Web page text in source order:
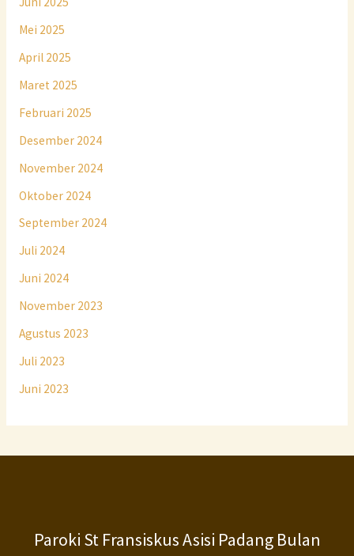
Mei 2025
April 2025
Maret 2025
Februari 2025
Desember 2024
November 2024
Oktober 2024
September 2024
Juli 2024
Juni 2024
November 2023
Agustus 2023
Juli 2023
Juni 2023
Paroki St Fransiskus Asisi Padang Bulan